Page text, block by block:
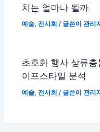
치는 얼마나 될까
예술, 전시회 / 글쓴이관리
초호화 행사 상류
이프스타일 분석
예술, 전시회 / 글쓴이관리